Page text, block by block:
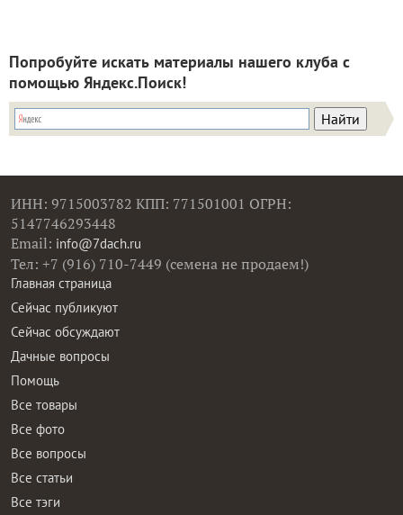
Попробуйте искать материалы нашего клуба с
помощью Яндекс.Поиск!
ИНН: 9715003782 КПП: 771501001 ОГРН:
5147746293448
Email: info@7dach.ru
Тел: +7 (916) 710-7449 (семена не продаем!)
Главная страница
Сейчас публикуют
Сейчас обсуждают
Дачные вопросы
Помощь
Все товары
Все фото
Все вопросы
Все статьи
Все тэги